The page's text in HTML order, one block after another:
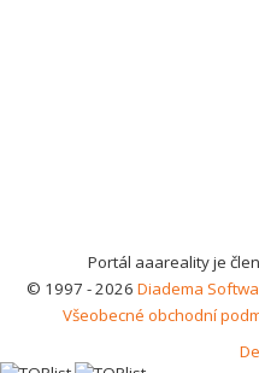
Portál aaareality je
© 1997 - 2026 Diadema
Všeobecné obchodní